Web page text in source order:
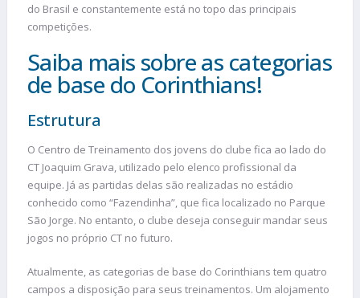
do Brasil e constantemente está no topo das principais
competições.
Saiba mais sobre as categorias
de base do Corinthians!
Estrutura
O Centro de Treinamento dos jovens do clube fica ao lado do
CT Joaquim Grava, utilizado pelo elenco profissional da
equipe. Já as partidas delas são realizadas no estádio
conhecido como “Fazendinha”, que fica localizado no Parque
São Jorge. No entanto, o clube deseja conseguir mandar seus
jogos no próprio CT no futuro.
Atualmente, as categorias de base do Corinthians tem quatro
campos a disposição para seus treinamentos. Um alojamento